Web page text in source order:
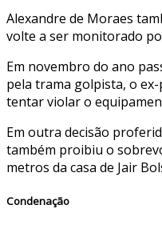
Alexandre de Moraes
volte a ser monitorado
Em novembro do ano
pela trama golpista, o
tentar violar o
Em outra decisão
também proibiu o
metros da casa de Jair
Condenação